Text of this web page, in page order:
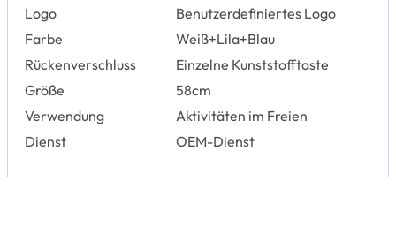
Logo
Benutzerdefiniertes Logo
Farbe
Weiß+Lila+Blau
Rückenverschluss
Einzelne Kunststofftaste
Größe
58cm
Verwendung
Aktivitäten im Freien
Dienst
OEM-Dienst